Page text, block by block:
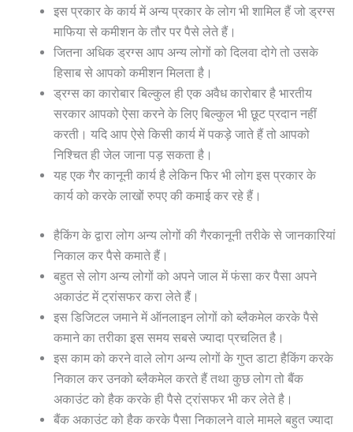
इस प्रकार के कार्य में अन्य प्रकार के लोग भी शामिल हैं जो ड्रग्स
माफिया से कमीशन के तौर पर पैसे लेते हैं।
जितना अधिक ड्रग्स आप अन्य लोगों को दिलवा दोगे तो उसके
हिसाब से आपको कमीशन मिलता है।
ड्रग्स का कारोबार बिल्कुल ही एक अवैध कारोबार है भारतीय
सरकार आपको ऐसा करने के लिए बिल्कुल भी छूट प्रदान नहीं
करती। यदि आप ऐसे किसी कार्य में पकड़े जाते हैं तो आपको
निश्चित ही जेल जाना पड़ सकता है।
यह एक गैर कानूनी कार्य है लेकिन फिर भी लोग इस प्रकार के
कार्य को करके लाखों रुपए की कमाई कर रहे हैं।
हैकिंग के द्वारा लोग अन्य लोगों की गैरकानूनी तरीके से जानकारियां
निकाल कर पैसे कमाते हैं।
बहुत से लोग अन्य लोगों को अपने जाल में फंसा कर पैसा अपने
अकाउंट में ट्रांसफर करा लेते हैं।
इस डिजिटल जमाने में ऑनलाइन लोगों को ब्लैकमेल करके पैसे
कमाने का तरीका इस समय सबसे ज्यादा प्रचलित है।
इस काम को करने वाले लोग अन्य लोगों के गुप्त डाटा हैकिंग करके
निकाल कर उनको ब्लैकमेल करते हैं तथा कुछ लोग तो बैंक
अकाउंट को हैक करके ही पैसे ट्रांसफर भी कर लेते है।
बैंक अकाउंट को हैक करके पैसा निकालने वाले मामले बहुत ज्यादा